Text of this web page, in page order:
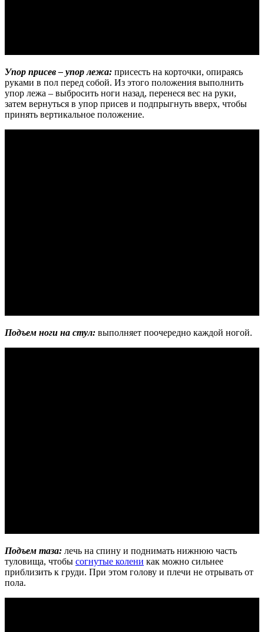
Упор присев – упор лежа: присесть на корточки, опираясь
руками в пол перед собой. Из этого положения выполнить
упор лежа – выбросить ноги назад, перенеся вес на руки,
затем вернуться в упор присев и подпрыгнуть вверх, чтобы
принять вертикальное положение.
Подъем ноги на стул: выполняет поочередно каждой ногой.
Подъем таза: лечь на спину и поднимать нижнюю часть
туловища, чтобы согнутые колени как можно сильнее
приблизить к груди. При этом голову и плечи не отрывать от
пола.